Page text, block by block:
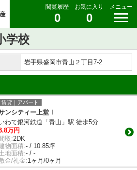
閲覧履歴
0
お気に入り
0
メニュー
学校
岩手県盛岡市青山２丁目7-2
賃貸｜アパート
ンシティー上堂Ⅰ
わて銀河鉄道「青山」駅 徒歩5分
万円
取:2DK
物面積:- / 10.85坪
地面積:- / -
金/礼金:1ヶ月/0ヶ月